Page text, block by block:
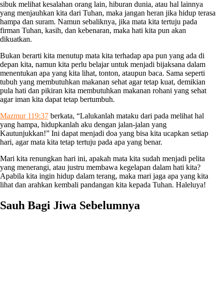
sibuk melihat kesalahan orang lain, hiburan dunia, atau hal lainnya
yang menjauhkan kita dari Tuhan, maka jangan heran jika hidup terasa
hampa dan suram. Namun sebaliknya, jika mata kita tertuju pada
firman Tuhan, kasih, dan kebenaran, maka hati kita pun akan
dikuatkan.
Bukan berarti kita menutup mata kita terhadap apa pun yang ada di
depan kita, namun kita perlu belajar untuk menjadi bijaksana dalam
menentukan apa yang kita lihat, tonton, ataupun baca. Sama seperti
tubuh yang membutuhkan makanan sehat agar tetap kuat, demikian
pula hati dan pikiran kita membutuhkan makanan rohani yang sehat
agar iman kita dapat tetap bertumbuh.
Mazmur 119:37 berkata, “Lalukanlah mataku dari pada melihat hal
yang hampa, hidupkanlah aku dengan jalan-jalan yang
Kautunjukkan!” Ini dapat menjadi doa yang bisa kita ucapkan setiap
hari, agar mata kita tetap tertuju pada apa yang benar.
Mari kita renungkan hari ini, apakah mata kita sudah menjadi pelita
yang menerangi, atau justru membawa kegelapan dalam hati kita?
Apabila kita ingin hidup dalam terang, maka mari jaga apa yang kita
lihat dan arahkan kembali pandangan kita kepada Tuhan. Haleluya!
Sauh Bagi Jiwa Sebelumnya